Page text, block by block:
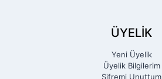
ÜYELİK
Yeni Üyelik
Üyelik Bilgilerim
Şifremi Unuttum